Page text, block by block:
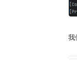
我